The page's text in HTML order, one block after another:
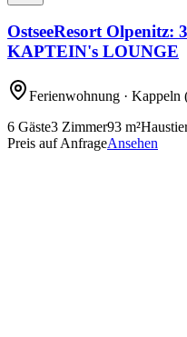
OstseeResort Olpenitz:
KAPTEIN's LOUNGE
Ferienwohnung · Kappeln
6 Gäste3 Zimmer93 m²
Preis auf AnfrageAnsehen